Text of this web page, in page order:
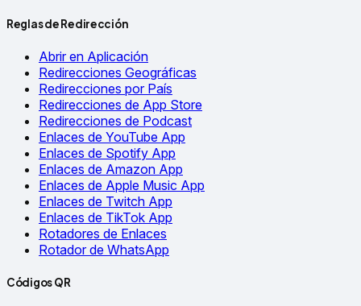
Reglas de Redirección
Abrir en Aplicación
Redirecciones Geográficas
Redirecciones por País
Redirecciones de App Store
Redirecciones de Podcast
Enlaces de YouTube App
Enlaces de Spotify App
Enlaces de Amazon App
Enlaces de Apple Music App
Enlaces de Twitch App
Enlaces de TikTok App
Rotadores de Enlaces
Rotador de WhatsApp
Códigos QR